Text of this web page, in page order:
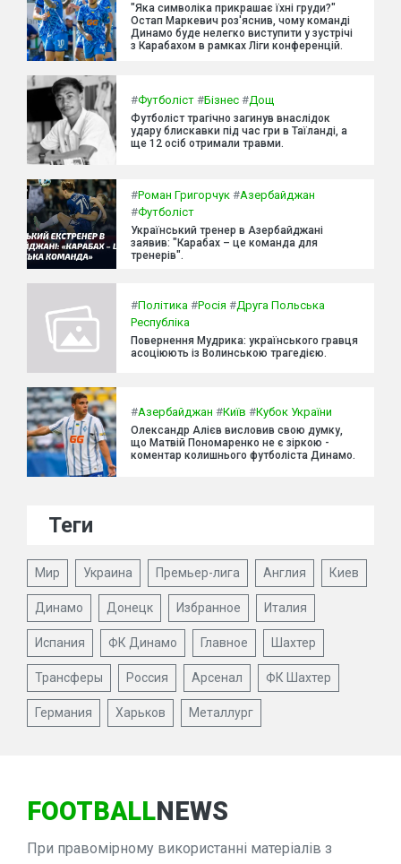
"Яка символіка прикрашає їхні груди?"
Остап Маркевич роз'яснив, чому команді
Динамо буде нелегко виступити у зустрічі
з Карабахом в рамках Ліги конференцій.
#Футболіст #Бізнес #Дощ
Футболіст трагічно загинув внаслідок
удару блискавки під час гри в Таїланді, а
ще 12 осіб отримали травми.
#Роман Григорчук #Азербайджан
#Футболіст
Український тренер в Азербайджані
заявив: "Карабах – це команда для
тренерів".
#Політика #Росія #Друга Польська
Республіка
Повернення Мудрика: українського гравця
асоціюють із Волинською трагедією.
#Азербайджан #Київ #Кубок України
Олександр Алієв висловив свою думку,
що Матвій Пономаренко не є зіркою -
коментар колишнього футболіста Динамо.
Теги
Мир Украина Премьер-лига Англия Киев
Динамо Донецк Избранное Италия
Испания ФК Динамо Главное Шахтер
Трансферы Россия Арсенал ФК Шахтер
Германия Харьков Металлург
FOOTBALLNEWS
При правомірному використанні матеріалів з